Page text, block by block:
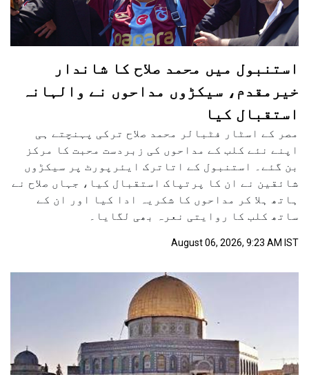
استنبول میں محمد صلاح کا شاندار
خیرمقدم، سیکڑوں مداحوں نے والہانہ
استقبال کیا
مصر کے اسٹار فٹبالر محمد صلاح ترکی پہنچتے ہی
اپنے نئے کلب کے مداحوں کی زبردست محبت کا مرکز
بن گئے۔ استنبول کے اتاترک ایئرپورٹ پر سیکڑوں
شائقین نے ان کا پرتپاک استقبال کیا، جہاں صلاح نے
ہاتھ ہلا کر مداحوں کا شکریہ ادا کیا اور ان کے
ساتھ کلب کا روایتی نعرہ بھی لگایا۔
August 06, 2026, 9:23 AM IST